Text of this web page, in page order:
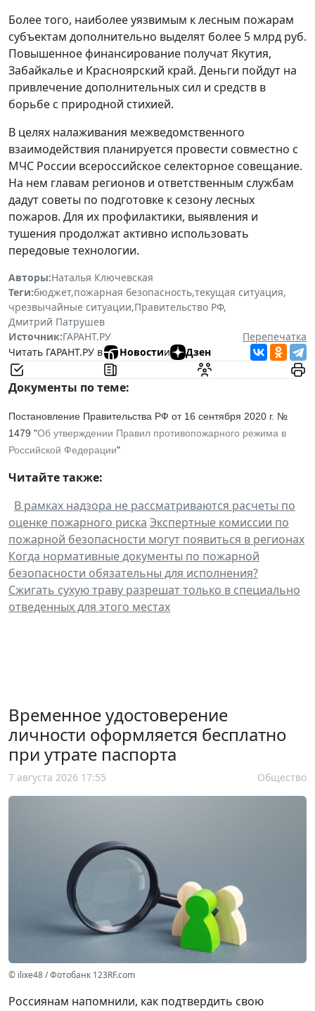
Более того, наиболее уязвимым к лесным пожарам
субъектам дополнительно выделят более 5 млрд руб.
Повышенное финансирование получат Якутия,
Забайкалье и Красноярский край. Деньги пойдут на
привлечение дополнительных сил и средств в
борьбе с природной стихией.
В целях налаживания межведомственного
взаимодействия планируется провести совместно с
МЧС России всероссийское селекторное совещание.
На нем главам регионов и ответственным службам
дадут советы по подготовке к сезону лесных
пожаров. Для их профилактики, выявления и
тушения продолжат активно использовать
передовые технологии.
Авторы:Наталья Ключевская
Теги:бюджет,пожарная безопасность,текущая ситуация,
чрезвычайные ситуации,Правительство РФ,
Дмитрий Патрушев
Источник:ГАРАНТ.РУ
Перепечатка
Читать ГАРАНТ.РУ в
Новостии Дзен
Документы по теме:
Постановление Правительства РФ от 16 сентября 2020 г. №
1479 "Об утверждении Правил противопожарного режима в
Российской Федерации"
Читайте также:
В рамках надзора не рассматриваются расчеты по
оценке пожарного риска Экспертные комиссии по
пожарной безопасности могут появиться в регионах
Когда нормативные документы по пожарной
безопасности обязательны для исполнения?
Сжигать сухую траву разрешат только в специально
отведенных для этого местах
Временное удостоверение
личности оформляется бесплатно
при утрате паспорта
7 августа 2026 17:55 Общество
© ilixe48 / Фотобанк 123RF.com
Россиянам напомнили, как подтвердить свою